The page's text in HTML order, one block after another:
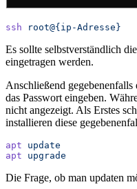
ssh root@{ip-Adresse}
Es sollte selbstverständlich
eingetragen werden.
Anschließend
das Passwort eingeben.
nicht angezeigt. Als Erstes
installieren diese
apt update
apt upgrade
Die Frage, ob man updaten